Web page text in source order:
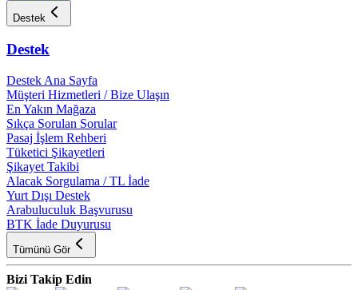
Destek
Destek
Destek Ana Sayfa
Müşteri Hizmetleri / Bize Ulaşın
En Yakın Mağaza
Sıkça Sorulan Sorular
Pasaj İşlem Rehberi
Tüketici Şikayetleri
Şikayet Takibi
Alacak Sorgulama / TL İade
Yurt Dışı Destek
Arabuluculuk Başvurusu
BTK İade Duyurusu
Tümünü Gör
Bizi Takip Edin